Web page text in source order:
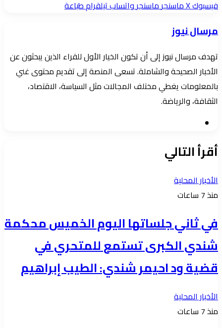
بريدا
فيسبوك‫Xماسنجرماسنجرواتسابتيلقرامطباعة
مرسال نيوز
تهدف مرسال نيوز إلى أن تكون الخيار الأول للقراء الذين يبحثون عن
الأخبار الصحيحة والشاملة. تسعى المنصة إلى تقديم محتوى غني
بالمعلومات يغطي مختلف المجالات مثل السياسة، الاقتصاد،
الثقافة، والرياضة.
أقرأ التالي
الأخبار المحلية
منذ 7 ساعات
في ثاني جلساتها اليوم الخميس محكمة
شندي الكبرى تستمع للمتحري في
قضية ود احيمر شندي: الطيب إبراهيم
الأخبار المحلية
منذ 7 ساعات